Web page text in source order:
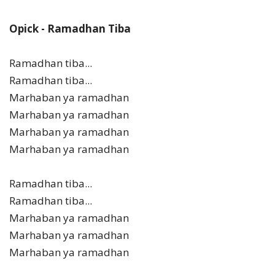
Opick - Ramadhan Tiba
Ramadhan tiba...
Ramadhan tiba...
Marhaban ya ramadhan
Marhaban ya ramadhan
Marhaban ya ramadhan
Marhaban ya ramadhan
Ramadhan tiba...
Ramadhan tiba...
Marhaban ya ramadhan
Marhaban ya ramadhan
Marhaban ya ramadhan